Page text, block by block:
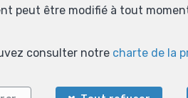
peut être modifié à tout
consulter notre charte de la